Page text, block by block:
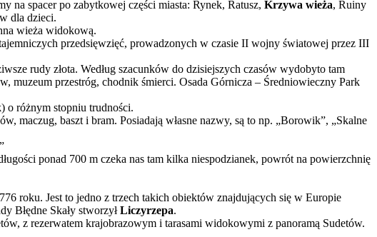
na spacer po zabytkowej części miasta: Rynek, Ratusz, Krzywa wieża, Ruiny
dla dzieci.
wieża widokową.
przedsięwzięć, prowadzonych w czasie II wojny światowej przez III
rudy złota. Według szacunków do dzisiejszych czasów wydobyto tam
muzeum przestróg, chodnik śmierci. Osada Górnicza – Średniowieczny Park
o różnym stopniu trudności.
maczug, baszt i bram. Posiadają własne nazwy, są to np. „Borowik”, „Skalne
”
ponad 700 m czeka nas tam kilka niespodzianek, powrót na powierzchnię
roku. Jest to jedno z trzech takich obiektów znajdujących się w Europie
Błędne Skały stworzyłLiczyrzepa.
z rezerwatem krajobrazowym i tarasami widokowymi z panoramą Sudetów.